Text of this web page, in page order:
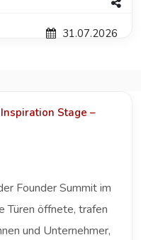
31.07.2026
Stage –
Founder Summit im
Türen öffnete, trafen
und Unternehmer,